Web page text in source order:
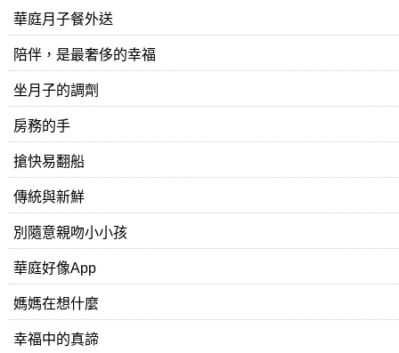
華庭月子餐外送
陪伴，是最奢侈的幸福
坐月子的調劑
房務的手
搶快易翻船
傳統與新鮮
別隨意親吻小小孩
華庭好像App
媽媽在想什麼
幸福中的真諦